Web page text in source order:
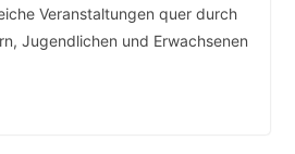
Veranstaltungen quer durch
Jugendlichen und Erwachsenen